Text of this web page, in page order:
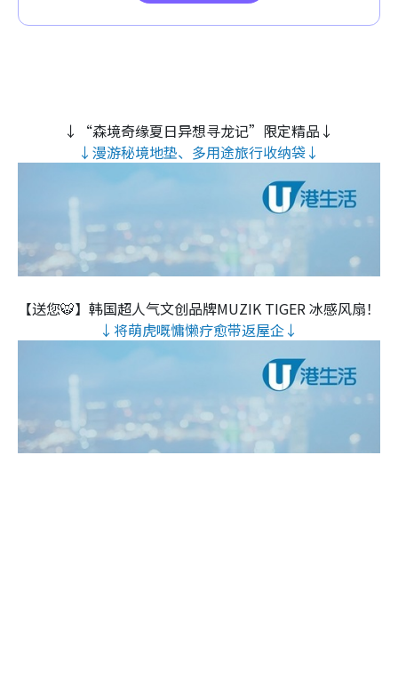
↓“森境奇缘夏日异想寻龙记”限定精品↓
↓漫游秘境地垫、多用途旅行收纳袋↓
【送您🐯】韩国超人气文创品牌MUZIK TIGER 冰感风扇！
↓将萌虎嘅慵懒疗愈带返屋企↓